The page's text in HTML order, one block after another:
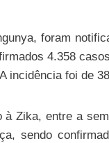
foram
4.358
incidência foi de
Zika, entre a
sendo